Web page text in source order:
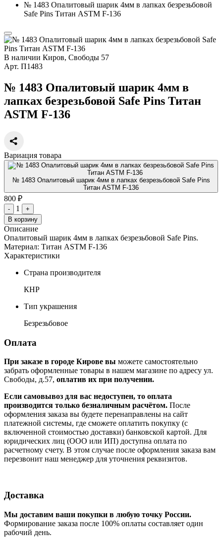
№ 1483 Опалитовый шарик 4мм в лапках безрезьбовой
Safe Pins Титан ASTM F-136
В наличии Киров, Свободы 57
Арт. П1483
№ 1483 Опалитовый шарик 4мм в
лапках безрезьбовой Safe Pins Титан
ASTM F-136
Вариация товара
№ 1483 Опалитовый шарик 4мм в лапках безрезьбовой Safe Pins
Титан ASTM F-136
800 ₽
- 1
+
В корзину
Описание
Опалитовый шарик 4мм в лапках безрезьбовой Safe Pins.
Материал: Титан ASTM F-136
Характеристики
Страна производителя
КНР
Тип украшения
Безрезьбовое
Оплата
При заказе в городе Кирове вы можете самостоятельно
забрать оформленные товары в нашем магазине по адресу ул.
Свободы, д.57, оплатив их при получении.
Если самовывоз для вас недоступен, то оплата
производится только безналичным расчётом. После
оформления заказа вы будете перенаправлены на сайт
платежной системы, где сможете оплатить покупку (с
включенной стоимостью доставки) банковской картой. Для
юридических лиц (ООО или ИП) доступна оплата по
расчетному счету. В этом случае после оформления заказа вам
перезвонит наш менеджер для уточнения реквизитов.
Доставка
Мы доставим ваши покупки в любую точку России.
Формирование заказа после 100% оплаты составляет один
рабочий день.